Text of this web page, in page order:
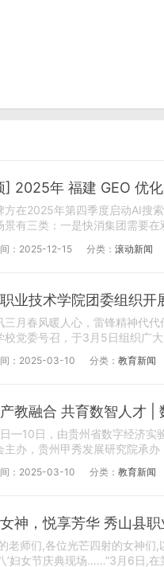
] 2025年 福建 GEO 优
方在2025年第四季度启动AI搜
景有三类：一是快消集团需要在
：2025-12-15 分类： 滚动新闻
业技术学院团委组织开
三月春风暖人心，雷锋精神代
校党委号召，于3月5日组织广
间：2025-03-10 分类： 教育新闻
教融合 共育数智人才 |
—10日，由贵州省数字经济实
主办，贵州甲秀发展研究院承
间：2025-03-10 分类： 教育新闻
神，悦享芳华 秀山县
老师们,各位光芒四射的女神
’妇女节庆典现场……”3月6日,